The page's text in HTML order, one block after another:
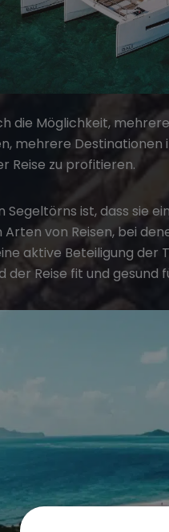
die Möglichkeit,
mehrere Destinationen
Reise zu profitieren.
Segeltörns ist, dass sie
von Reisen, bei
aktive Beteiligung der
der Reise fit und gesund